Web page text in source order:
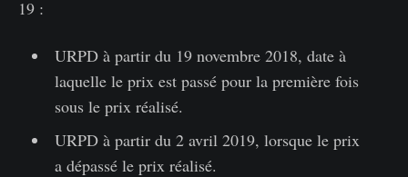
19 :
URPD à partir du 19 novembre 2018, date à
laquelle le prix est passé pour la première fois
sous le prix réalisé.
URPD à partir du 2 avril 2019, lorsque le prix
a dépassé le prix réalisé.